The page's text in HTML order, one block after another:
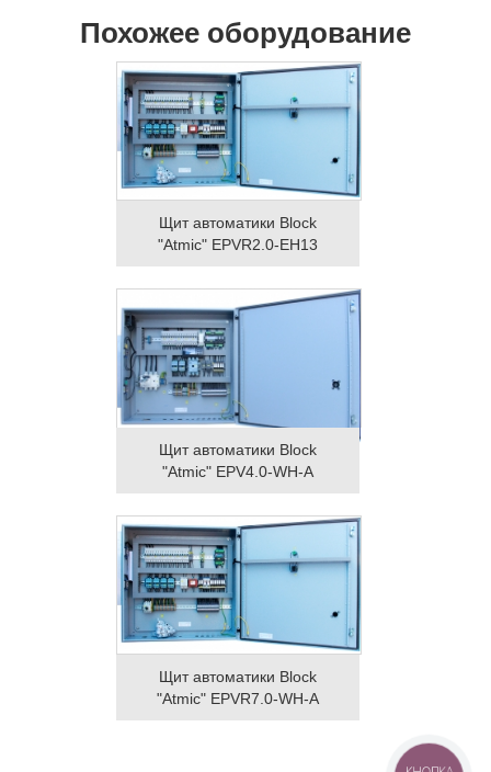
Похожее оборудование
Щит автоматики Block
"Atmic" EPVR2.0-EH13
Щит автоматики Block
"Atmic" EPV4.0-WH-A
Щит автоматики Block
"Atmic" EPVR7.0-WH-A